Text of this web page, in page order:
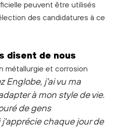
peuvent être utilisés
des candidatures à ce
disent de nous
Englobe, j'ai vu ma
à mon style de vie.
de gens
chaque jour de